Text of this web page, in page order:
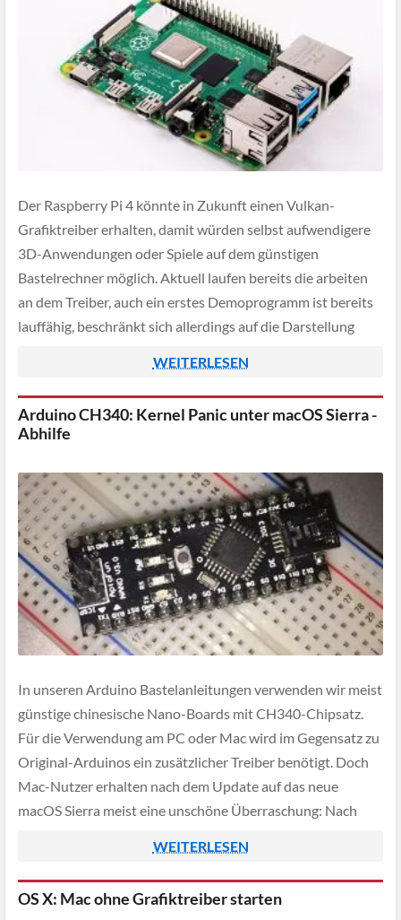
Der Raspberry Pi 4 könnte in Zukunft einen Vulkan-
Grafiktreiber erhalten, damit würden selbst aufwendigere
3D-Anwendungen oder Spiele auf dem günstigen
Bastelrechner möglich. Aktuell laufen bereits die arbeiten
an dem Treiber, auch ein erstes Demoprogramm ist bereits
lauffähig, beschränkt sich allerdings auf die Darstellung
WEITERLESEN
Arduino CH340: Kernel Panic unter macOS Sierra -
Abhilfe
In unseren Arduino Bastelanleitungen verwenden wir meist
günstige chinesische Nano-Boards mit CH340-Chipsatz.
Für die Verwendung am PC oder Mac wird im Gegensatz zu
Original-Arduinos ein zusätzlicher Treiber benötigt. Doch
Mac-Nutzer erhalten nach dem Update auf das neue
macOS Sierra meist eine unschöne Überraschung: Nach
umgehend eine Kernel Panic Fehlermeldung. Wie […]
WEITERLESEN
OS X: Mac ohne Grafiktreiber starten